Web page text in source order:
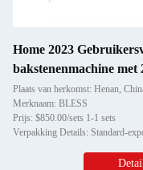
Home 2023
bakstenenmachine met
Plaats van herkomst: Henan,
Merknaam: BLESS
Prijs: $850.00/sets 1-1 sets